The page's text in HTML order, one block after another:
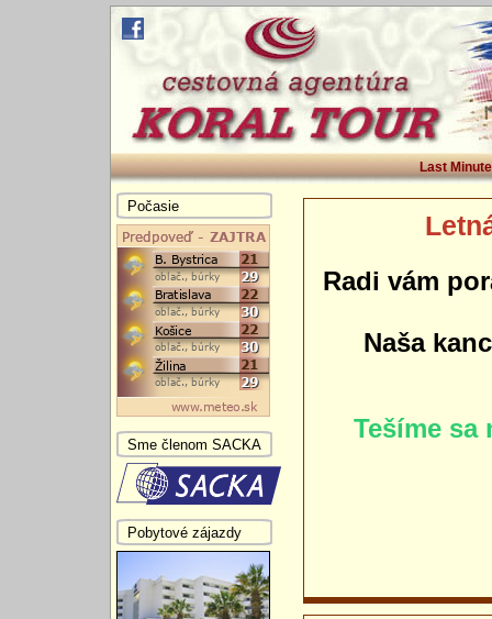
Last Minute
Radi vám
Naša
Tešíme sa
Počasie
Sme členom SACKA
Pobytové zájazdy